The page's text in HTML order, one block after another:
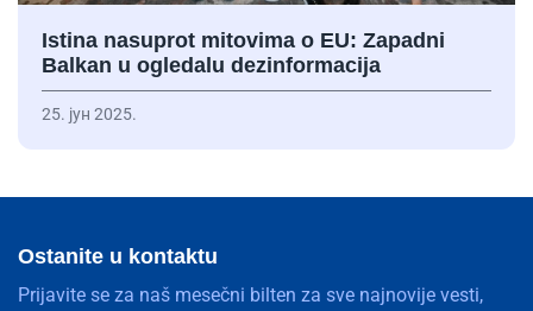
Istina nasuprot mitovima o EU: Zapadni
Balkan u ogledalu dezinformacija
25. јун 2025.
Ostanite u kontaktu
Prijavite se za naš mesečni bilten za sve najnovije vesti,